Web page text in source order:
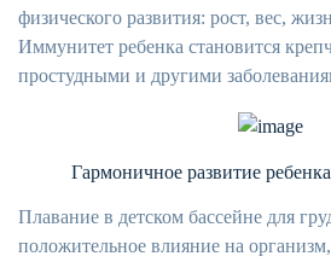
физического развития: рост, вес,
Иммунитет ребенка становится
простудными и другими
Гармоничное развитие
Плавание в детском бассейне для
положительное влияние на